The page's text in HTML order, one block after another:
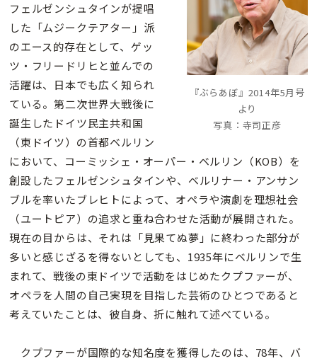
『ぶらあぼ』2014年5月号
より
写真：寺司正彦
フェルゼンシュタインが提唱
した「ムジークテアター」派
のエース的存在として、ゲッ
ツ・フリードリヒと並んでの
活躍は、日本でも広く知られ
ている。第二次世界大戦後に
誕生したドイツ民主共和国
（東ドイツ）の首都ベルリン
において、コーミッシェ・オーパー・ベルリン（KOB）を
創設したフェルゼンシュタインや、ベルリナー・アンサン
ブルを率いたブレヒトによって、オペラや演劇を理想社会
（ユートピア）の追求と重ね合わせた活動が展開された。
現在の目からは、それは「見果てぬ夢」に終わった部分が
多いと感じざるを得ないとしても、1935年にベルリンで生
まれて、戦後の東ドイツで活動をはじめたクプファーが、
オペラを人間の自己実現を目指した芸術のひとつであると
考えていたことは、彼自身、折に触れて述べている。
クプファーが国際的な知名度を獲得したのは、78年、バ